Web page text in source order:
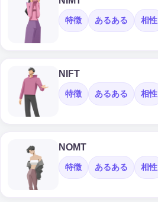
特徴 あるある 相性
NIFT
特徴 あるある 相性
NOMT
特徴 あるある 相性